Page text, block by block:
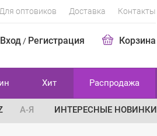
Для оптовиков Доставка Контакты
Вход / Регистрация Корзина
Хит Распродажа
А-Я ИНТЕРЕСНЫЕ НОВИНКИ